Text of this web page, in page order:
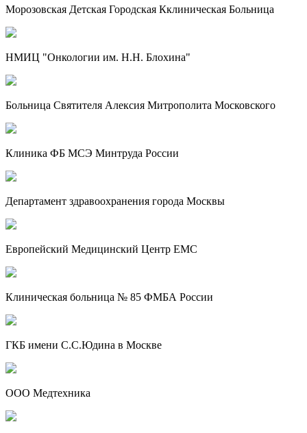
Морозовская Детская Городская Кклиническая Больница
НМИЦ "Онкологии им. Н.Н. Блохина"
Больница Святителя Алексия Митрополита Московского
Клиника ФБ МСЭ Минтруда России
Департамент здравоохранения города Москвы
Европейский Медицинский Центр EMC
Клиническая больница № 85 ФМБА России
ГКБ имени С.С.Юдина в Москве
ООО Медтехника